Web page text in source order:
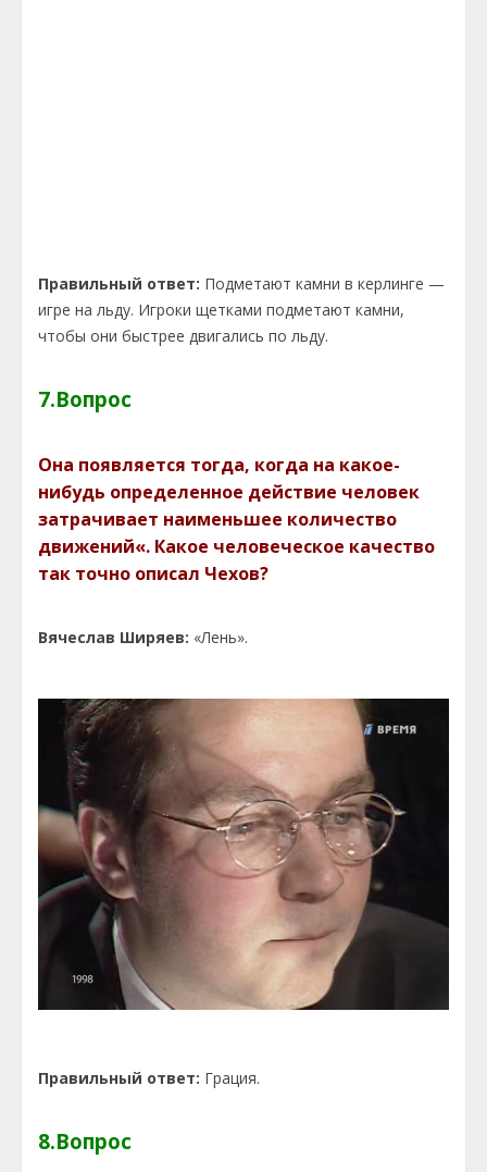
Правильный ответ: Подметают камни в керлинге —
игре на льду. Игроки щетками подметают камни,
чтобы они быстрее двигались по льду.
7.Вопрос
Она появляется тогда, когда на какое-
нибудь определенное действие человек
затрачивает наименьшее количество
движений«. Какое человеческое качество
так точно описал Чехов?
Вячеслав Ширяев: «Лень».
Правильный ответ: Грация.
8.Вопрос